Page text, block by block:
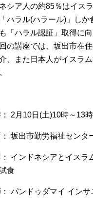
シア人の約85％はイス
ハラル(ハラール)」し
「ハラル認証」取得に
の講座では、坂出市在
、また日本人がイスラ
： 2月10日(土)10時～13時
坂出市勤労福祉センタ
： インドネシアとイスラ
食
パンドゥダマイ イン